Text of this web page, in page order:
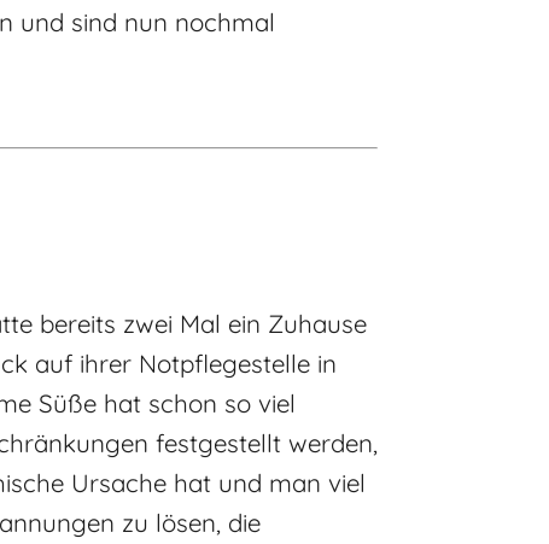
und sind nun nochmal
bereits zwei Mal ein Zuhause
auf ihrer Notpflegestelle in
Süße hat schon so viel
festgestellt werden,
Ursache hat und man viel
zu lösen, die